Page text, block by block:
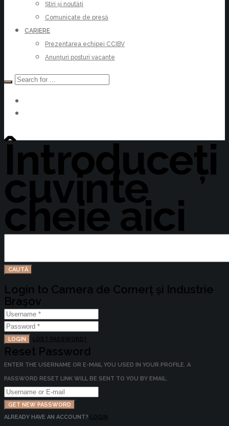
Știri și noutăți
Comunicate de presă
CARIERE
Prezentarea echipei CCIBV
Anunțuri posturi vacante
Devino Membru
Întroduceți
cuvinte
cheie aici
Login to Camera de Comerț și Industrie
Brașov
LOGIN LOST PASSWORD?
Reset Password
ENTER THE USERNAME OR E-MAIL YOU USED IN YOUR PROFILE. A
PASSWORD RESET LINK WILL BE SENT TO YOU BY EMAIL.
GET NEW PASSWORD
ALREADY HAVE AN ACCOUNT? LOGIN